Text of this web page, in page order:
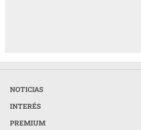
NOTICIAS
INTERÉS
PREMIUM